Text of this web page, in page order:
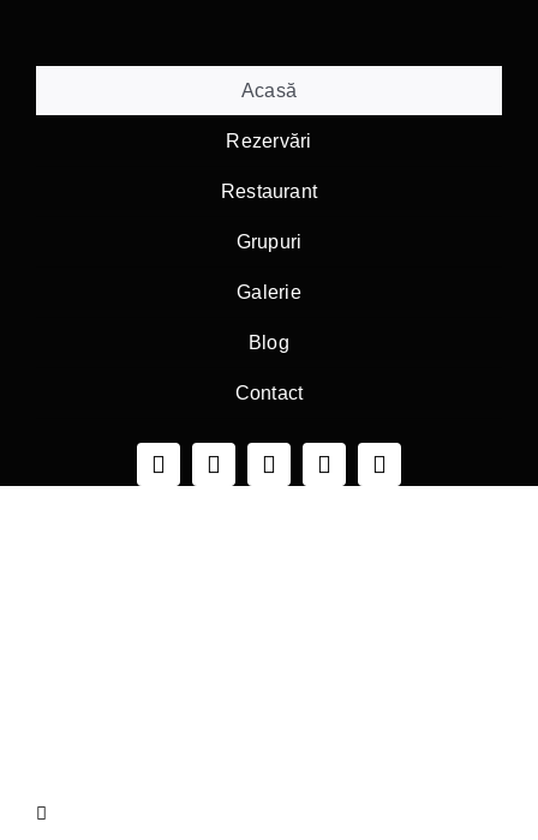
Acasă
Rezervări
Restaurant
Grupuri
Galerie
Blog
Contact